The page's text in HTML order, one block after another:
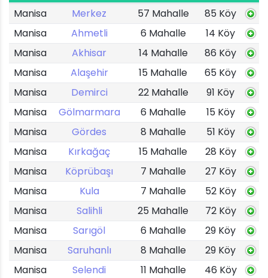
Manisa Merkez 57 Mahalle
85 Köy
Manisa
Ahmetli 6 Mahalle
14 Köy
Manisa
Akhisar 14 Mahalle
86 Köy
Manisa
Alaşehir 15 Mahalle
65 Köy
Manisa
Demirci 22 Mahalle
91 Köy
Manisa
Gölmarmara 6 Mahalle
15 Köy
Manisa
Gördes 8 Mahalle
51 Köy
Manisa
Kırkağaç 15 Mahalle
28 Köy
Manisa
Köprübaşı 7 Mahalle
27 Köy
Manisa
Kula 7 Mahalle
52 Köy
Manisa
Salihli 25 Mahalle
72 Köy
Manisa
Sarıgöl 6 Mahalle
29 Köy
Manisa
Saruhanlı 8 Mahalle
29 Köy
Manisa
Selendi 11 Mahalle
46 Köy